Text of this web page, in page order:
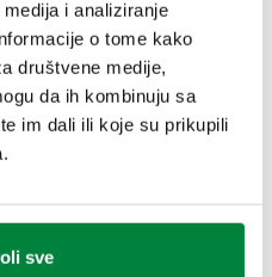
i analiziranje
o tome kako
društvene medije,
da ih kombinuju sa
im dali ili koje su prikupili
sve
Actions